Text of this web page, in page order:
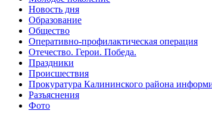
Новость дня
Образование
Общество
Оперативно-профилактическая операция
Отечество. Герои. Победа.
Праздники
Происшествия
Прокуратура Калининского района
Разъяснения
Фото